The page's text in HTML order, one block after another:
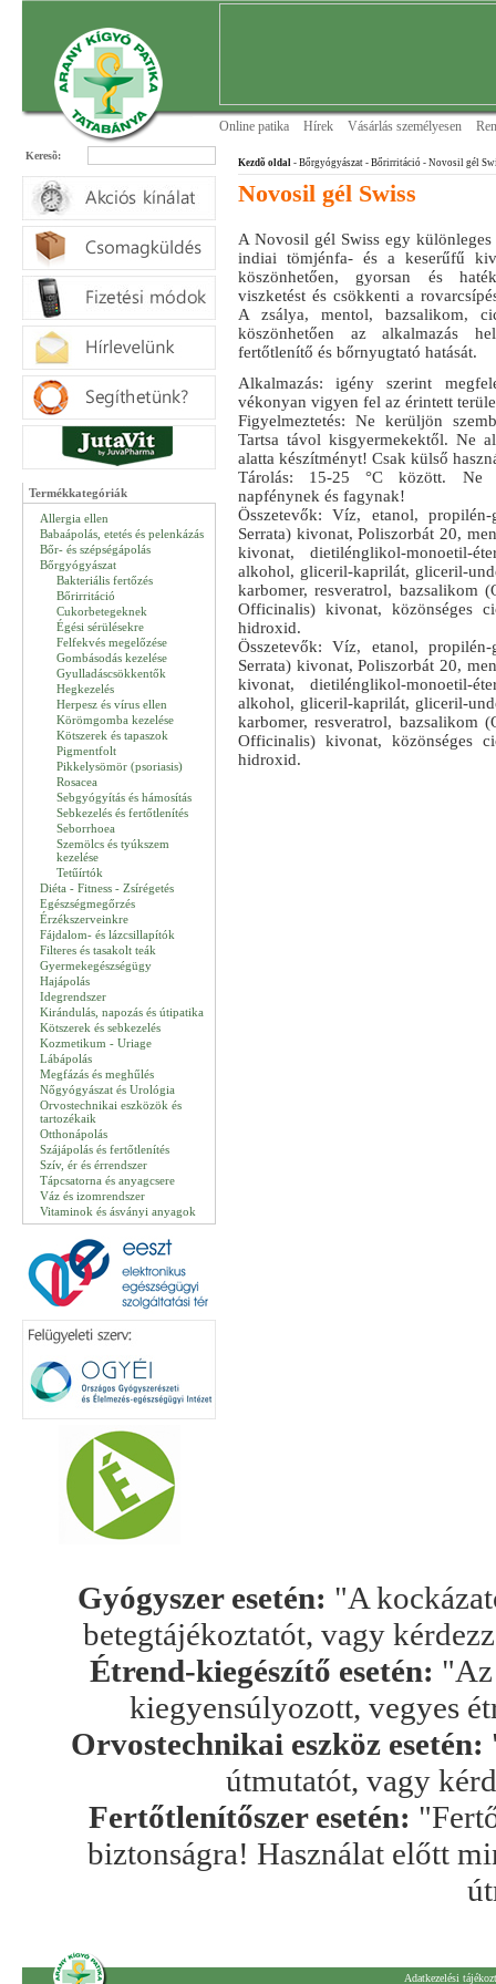
Online patika Hírek Vásárlás személyesen
Keresõ:
Termékkategóriák
Allergia ellen
Babaápolás, etetés és pelenkázás
Bőr- és szépségápolás
Bőrgyógyászat
Bakteriális fertőzés
Bőrirritáció
Cukorbetegeknek
Égési sérülésekre
Felfekvés megelőzése
Gombásodás kezelése
Gyulladáscsökkentők
Hegkezelés
Herpesz és vírus ellen
Körömgomba kezelése
Kötszerek és tapaszok
Pigmentfolt
Pikkelysömör (psoriasis)
Rosacea
Sebgyógyítás és hámosítás
Sebkezelés és fertőtlenítés
Seborrhoea
Szemölcs és tyúkszem
kezelése
Tetűírtók
Diéta - Fitness - Zsírégetés
Egészségmegőrzés
Érzékszerveinkre
Fájdalom- és lázcsillapítók
Filteres és tasakolt teák
Gyermekegészségügy
Hajápolás
Idegrendszer
Kirándulás, napozás és útipatika
Kötszerek és sebkezelés
Kozmetikum - Uriage
Lábápolás
Megfázás és meghűlés
Nőgyógyászat és Urológia
Orvostechnikai eszközök és
tartozékaik
Otthonápolás
Szájápolás és fertőtlenítés
Szív, ér és érrendszer
Tápcsatorna és anyagcsere
Váz és izomrendszer
Vitaminok és ásványi anyagok
Kezdõ oldal - Bőrgyógyászat - Bőrirritáció - Novosil gél
Novosil gél Swiss
A Novosil gél Swiss egy
indiai tömjénfa- és a keserűfű
köszönhetően, gyorsan és
viszketést és csökkenti a
A zsálya, mentol, bazsalikom,
köszönhetően az alkalmazás
fertőtlenítő és bőrnyugtató hatását.
Alkalmazás: igény szerint
vékonyan vigyen fel az érintett
Figyelmeztetés: Ne kerüljön
Tartsa távol kisgyermekektől. Ne
alatta készítményt! Csak külső
Tárolás: 15-25 °C között. Ne
napfénynek és fagynak!
Összetevők: Víz, etanol,
Serrata) kivonat, Poliszorbát 20,
kivonat, dietilénglikol-monoetil-
alkohol, gliceril-kaprilát, gliceril-
karbomer, resveratrol, bazsalikom
Officinalis) kivonat, közönséges
hidroxid.
Összetevők: Víz, etanol,
Serrata) kivonat, Poliszorbát 20,
kivonat, dietilénglikol-monoetil-
alkohol, gliceril-kaprilát, gliceril-
karbomer, resveratrol, bazsalikom
Officinalis) kivonat, közönséges
hidroxid.
Gyógyszer esetén: "A
betegtájékoztatót, vagy
Étrend-kiegészítő esetén: "Az
kiegyensúlyozott, vegyes
Orvostechnikai eszköz esetén:
útmutatót, vagy
Fertőtlenítőszer esetén:
biztonságra! Használat előtt
Adatkezelési